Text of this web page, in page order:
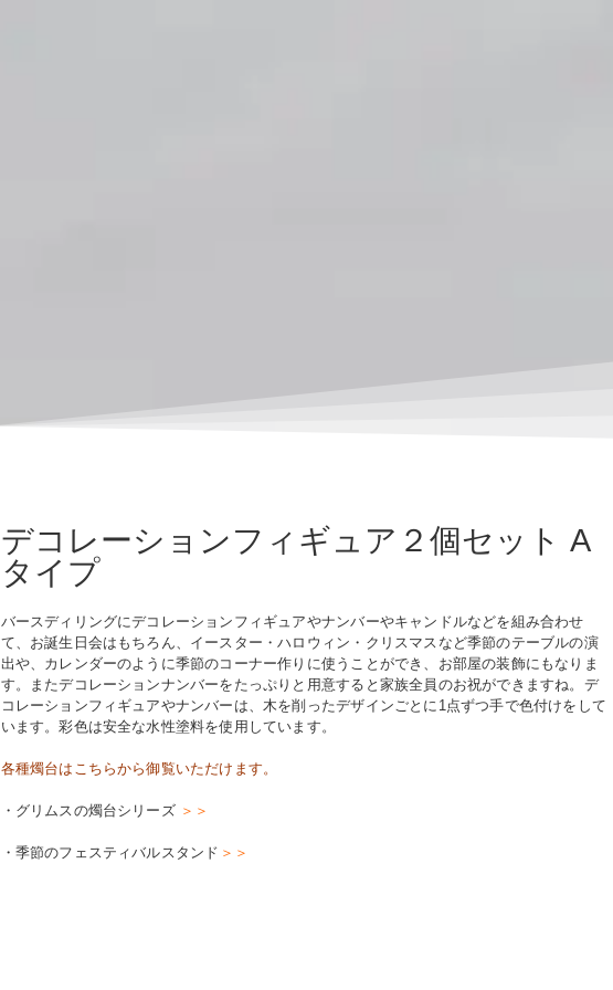
デコレーションフィギュア２個セット A
タイプ
バースディリングにデコレーションフィギュアやナンバーやキャンドルなどを組み合わせ
て、お誕生日会はもちろん、イースター・ハロウィン・クリスマスなど季節のテーブルの演
出や、カレンダーのように季節のコーナー作りに使うことができ、お部屋の装飾にもなりま
す。またデコレーションナンバーをたっぷりと用意すると家族全員のお祝ができますね。デ
コレーションフィギュアやナンバーは、木を削ったデザインごとに1点ずつ手で色付けをして
います。彩色は安全な水性塗料を使用しています。
各種燭台はこちらから御覧いただけます。
・グリムスの燭台シリーズ ＞＞
・季節のフェスティバルスタンド ＞＞